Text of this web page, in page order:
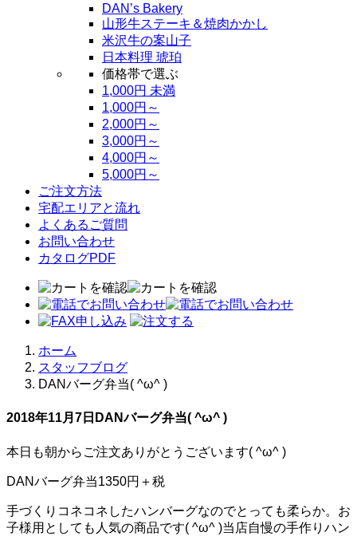
DAN’s Bakery
山形牛ステーキ＆焼肉かかし
米沢牛の案山子
日本料理 琥珀
価格帯で選ぶ
1,000円 未満
1,000円～
2,000円～
3,000円～
4,000円～
5,000円～
ご注文方法
宅配エリアと流れ
よくあるご質問
お問い合わせ
カタログPDF
ホーム
スタッフブログ
DANバーグ弁当( ^ω^ )
2018年11月7日 DANバーグ弁当( ^ω^ )
本日も朝からご注文ありがとうございます( ^ω^ )
DANバーグ弁当1350円＋税
手づくりコネコネしたハンバーグなのでとっても柔らか。お
子様用としても人気の商品です( ^ω^ )当店自慢の手作りハン